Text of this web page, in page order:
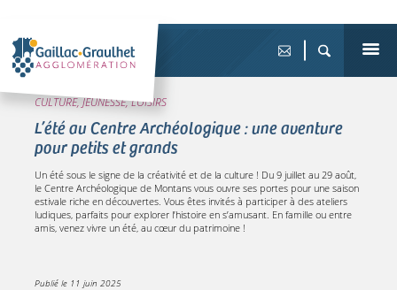
CULTURE, JEUNESSE, LOISIRS
L’été au Centre Archéologique : une aventure
pour petits et grands
Un été sous le signe de la créativité et de la culture ! Du 9 juillet au 29 août,
le Centre Archéologique de Montans vous ouvre ses portes pour une saison
estivale riche en découvertes. Vous êtes invités à participer à des ateliers
ludiques, parfaits pour explorer l’histoire en s’amusant. En famille ou entre
amis, venez vivre un été, au cœur du patrimoine !
Publié le 11 juin 2025